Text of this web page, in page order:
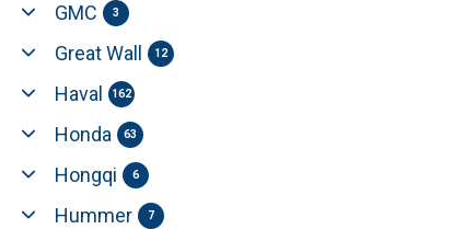
GMC 3
Great Wall 12
Haval 162
Honda 63
Hongqi 6
Hummer 7